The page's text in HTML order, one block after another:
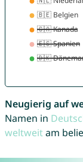
Neugierig auf
Namen in
weltweitam